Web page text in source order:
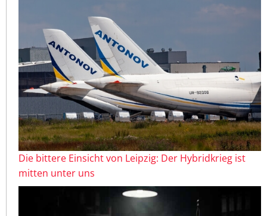
Die bittere Einsicht von Leipzig: Der Hybridkrieg ist
mitten unter uns